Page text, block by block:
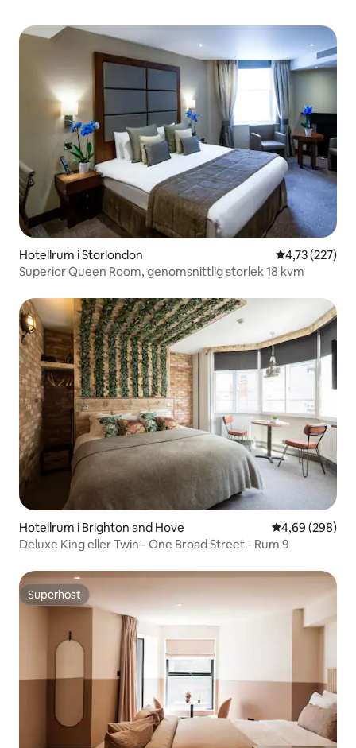
Hotellrum i Storlondon 4,73 av 5 i
4,73 (227)
Superior Queen Room, genomsnittlig storlek 18 kvm
Hotellrum i Brighton and Hove 4,69 av 5 i
4,69 (298)
Deluxe King eller Twin - One Broad Street - Rum 9
Superhost
Superhost